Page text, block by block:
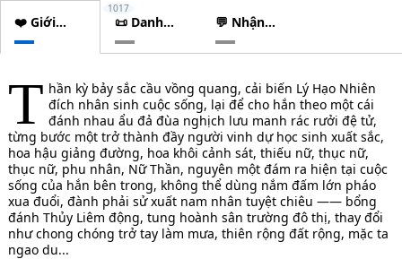
❤️ Giới
thiệu
📜 Danh
sách
chương
1017
💬 Nhận
xét
T hần kỳ bảy sắc cầu vồng quang, cải biến Lý Hạo Nhiên
đích nhân sinh cuộc sống, lại để cho hắn theo một cái
đánh nhau ẩu đả đùa nghịch lưu manh rác rưởi đệ tử,
từng bước một trở thành đầy người vinh dự học sinh xuất sắc,
hoa hậu giảng đường, hoa khôi cảnh sát, thiếu nữ, thục nữ,
thục nữ, phu nhân, Nữ Thần, nguyên một đám ra hiện tại cuộc
sống của hắn bên trong, không thể dùng nắm đấm lớn pháo
xua đuổi, đành phải sử xuất nam nhân tuyệt chiêu —— bổng
đánh Thủy Liêm động, tung hoành sân trường đô thị, thay đổi
như chong chóng trở tay làm mưa, thiên rộng đất rộng, mặc ta
ngao du...